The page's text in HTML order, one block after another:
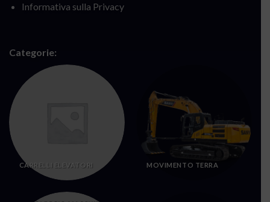
Informativa sulla Privacy
Categorie:
CARRELLI ELEVATORI MOVIMENTO TERRA